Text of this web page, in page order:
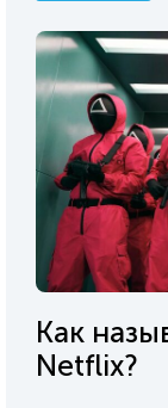
Как
Netflix?